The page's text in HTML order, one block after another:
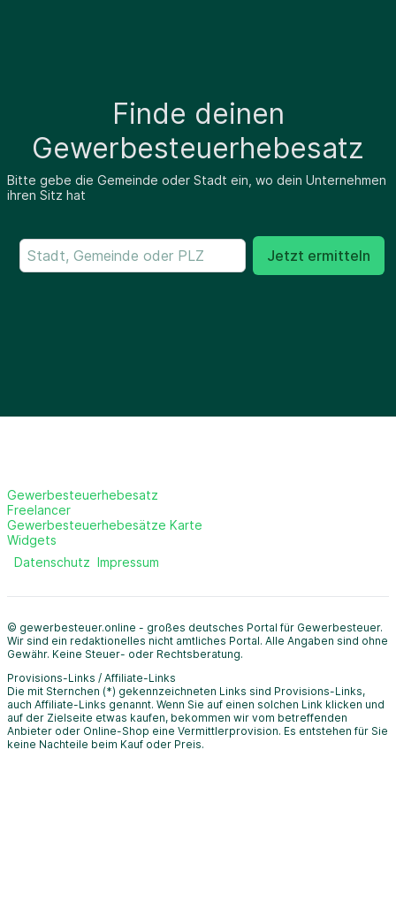
Finde deinen
Gewerbesteuerhebesatz
Bitte gebe die Gemeinde oder Stadt ein, wo dein Unternehmen
ihren Sitz hat
Jetzt ermitteln
Gewerbesteuerhebesatz
Freelancer
Gewerbesteuerhebesätze Karte
Widgets
Datenschutz Impressum
© gewerbesteuer.online - großes deutsches Portal für Gewerbesteuer.
Wir sind ein redaktionelles nicht amtliches Portal. Alle Angaben sind ohne
Gewähr. Keine Steuer- oder Rechtsberatung.
Provisions-Links / Affiliate-Links
Die mit Sternchen (*) gekennzeichneten Links sind Provisions-Links,
auch Affiliate-Links genannt. Wenn Sie auf einen solchen Link klicken und
auf der Zielseite etwas kaufen, bekommen wir vom betreffenden
Anbieter oder Online-Shop eine Vermittlerprovision. Es entstehen für Sie
keine Nachteile beim Kauf oder Preis.